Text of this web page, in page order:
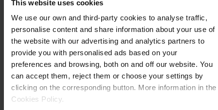
This website uses cookies
We use our own and third-party cookies to analyse traffic,
personalise content and share information about your use of
the website with our advertising and analytics partners to
provide you with personalised ads based on your
preferences and browsing, both on and off our website. You
can accept them, reject them or choose your settings by
clicking on the corresponding button. More information in the
Cookies Policy.
ecosistemas se traduce en una gran biodiversidad, en
la cual destacan algunas especies únicas en peligro de
extinción, como el águila imperial ibérica, el lince
ibérico, la tortuga mora o el salinete.
El Parque Nacional de Doñana es también un lugar de
paso, cría e invernada para miles de aves europeas y
africanas, que buscan cobijo y alimento durante los
meses más fríos.